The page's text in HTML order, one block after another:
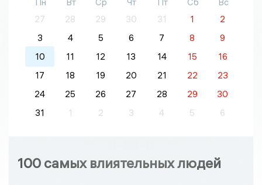
Пн Вт Ср Чт Пт Сб
Вс
27
28 29 30 31 1
2
3
4 5 6 7 8
9
10
11 12 13 14 15
16
17
18 19 20 21 22
23
24
25 26 27 28 29
30
31
1 2 3 4 5 6
100 самых влиятельных людей